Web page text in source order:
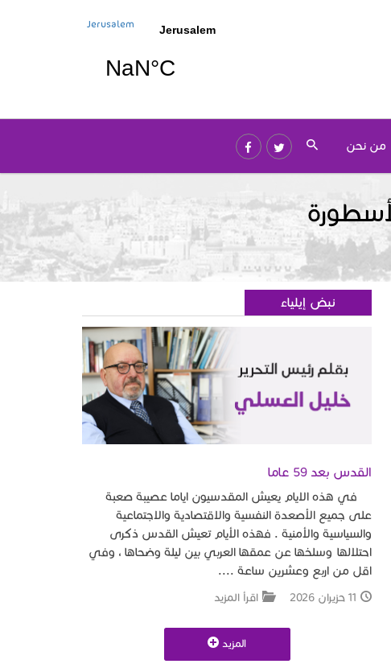
Jerusalem
من نحن
نبض إيلياء
القدس بعد 59 عاما
في هذه الايام يعيش المقدسيون اياما عصيبة صعبة
على جميع الأصعدة النفسية والاقتصادية والاجتماعية
والسياسية والأمنية . فهذه الأيام تعيش القدس ذكرى
احتلالها وسلخها عن عمقها العربي بين ليلة وضحاها ، وفي
اقل من اربع وعشرين ساعة ....
11 حزيران 2026 اقرأ المزيد
المزيد